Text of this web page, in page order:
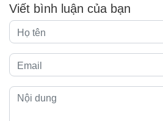
Viết bình luận của bạn